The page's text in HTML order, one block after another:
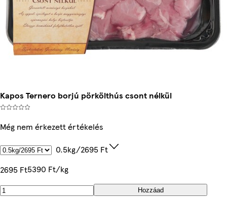
Kapos Ternero borjú pörkölthús csont nélkül
Még nem érkezett értékelés
0.5kg/2695 Ft
2695 Ft5390 Ft/kg
Hozzáad